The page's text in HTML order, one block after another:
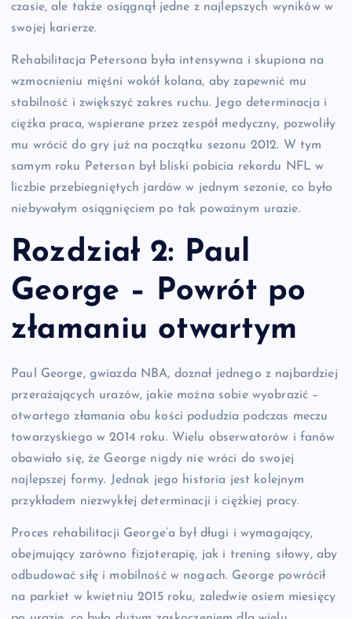
czasie, ale także osiągnął jedne z najlepszych wyników w
swojej karierze.
Rehabilitacja Petersona była intensywna i skupiona na
wzmocnieniu mięśni wokół kolana, aby zapewnić mu
stabilność i zwiększyć zakres ruchu. Jego determinacja i
ciężka praca, wspierane przez zespół medyczny, pozwoliły
mu wrócić do gry już na początku sezonu 2012. W tym
samym roku Peterson był bliski pobicia rekordu NFL w
liczbie przebiegniętych jardów w jednym sezonie, co było
niebywałym osiągnięciem po tak poważnym urazie.
Rozdział 2: Paul
George – Powrót po
złamaniu otwartym
Paul George, gwiazda NBA, doznał jednego z najbardziej
przerażających urazów, jakie można sobie wyobrazić –
otwartego złamania obu kości podudzia podczas meczu
towarzyskiego w 2014 roku. Wielu obserwatorów i fanów
obawiało się, że George nigdy nie wróci do swojej
najlepszej formy. Jednak jego historia jest kolejnym
przykładem niezwykłej determinacji i ciężkiej pracy.
Proces rehabilitacji George’a był długi i wymagający,
obejmujący zarówno fizjoterapię, jak i trening siłowy, aby
odbudować siłę i mobilność w nogach. George powrócił
na parkiet w kwietniu 2015 roku, zaledwie osiem miesięcy